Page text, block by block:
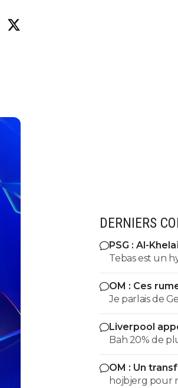
DERNIERS
PSG : Al-
c'est son
Tebas est un
salaire annuel
égal à la
entier de
OM : Ces
Bruno
Je parlais de
Liverpool
renoncer à
Bah 20% de
prend
OM : Un
s'en va
hojbjerg pour